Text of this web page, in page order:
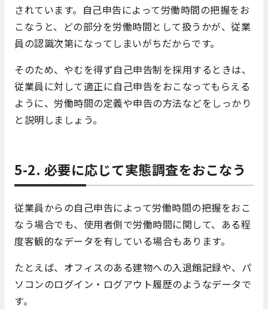
されています。自己申告によって労働時間の把握をお
こなうと、どの部分を労働時間として扱うかが、従業
員の認識次第になってしまいがちだからです。
そのため、やむを得ず自己申告制を採用するときは、
従業員に対して適正に自己申告をおこなってもらえる
ように、労働時間の定義や申告の方法などをしっかり
と説明しましょう。
5-2. 必要に応じて実態調査をおこなう
従業員からの自己申告によって労働時間の把握をおこ
なう場合でも、使用者側で労働時間に関して、ある程
度客観的なデータを有している場合もあります。
たとえば、オフィスのある建物への入退館記録や、パ
ソコンのログイン・ログアウト履歴のようなデータで
す。